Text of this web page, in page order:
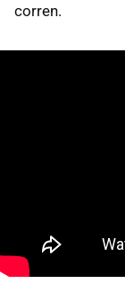
corren.